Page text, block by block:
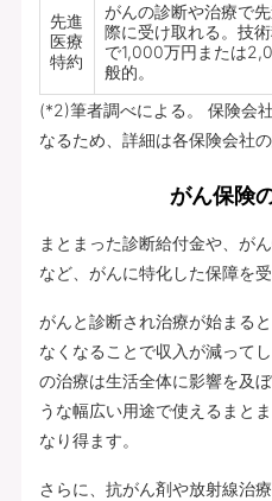
先進
医療
特約
がんの診断や治療で
際に受け取れる。技
で1,000万円または
般的。
(*2)筆者調べによる。 保険会
なるため、詳細は各保険会社
がん保険
まとまった診断給付金や、が
など、がんに特化した保障を
がんと診断され治療が始まる
なくなることで収入が減って
の治療は生活全体に影響を及
うな幅広い用途で使えるまと
なり得ます。
さらに、抗がん剤や放射線治